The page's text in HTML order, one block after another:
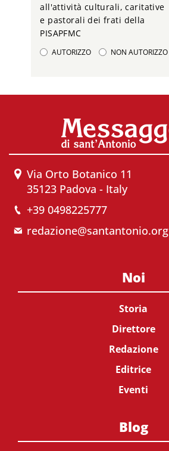
all'attività culturali, caritative
e pastorali dei frati della
PISAPFMC
AUTORIZZO NON AUTORIZZO
Via Orto Botanico 11
35123 Padova - Italy
+39 0498225777
redazione@santantonio.org
Noi
Storia
Direttore
Redazione
Editrice
Eventi
Blog